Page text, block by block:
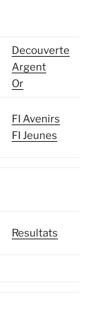
Decouverte
Argent
Or
FI Avenirs
FI Jeunes
Resultats